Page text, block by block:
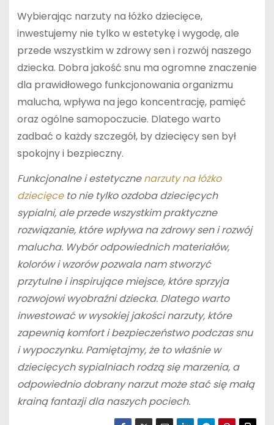
Wybierając narzuty na łóżko dziecięce,
inwestujemy nie tylko w estetykę i wygodę, ale
przede wszystkim w zdrowy sen i rozwój naszego
dziecka. Dobra jakość snu ma ogromne znaczenie
dla prawidłowego funkcjonowania organizmu
malucha, wpływa na jego koncentrację, pamięć
oraz ogólne samopoczucie. Dlatego warto
zadbać o każdy szczegół, by dziecięcy sen był
spokojny i bezpieczny.
Funkcjonalne i estetycznenarzuty na łóżko
dziecięceto nie tylko ozdoba dziecięcych
sypialni, ale przede wszystkim praktyczne
rozwiązanie, które wpływa na zdrowy sen i rozwój
malucha. Wybór odpowiednich materiałów,
kolorów i wzorów pozwala nam stworzyć
przytulne i inspirujące miejsce, które sprzyja
rozwojowi wyobraźni dziecka. Dlatego warto
inwestować w wysokiej jakości narzuty, które
zapewnią komfort i bezpieczeństwo podczas snu
i wypoczynku. Pamiętajmy, że to właśnie w
dziecięcych sypialniach rodzą się marzenia, a
odpowiednio dobrany narzut może stać się małą
krainą fantazji dla naszych pociech.